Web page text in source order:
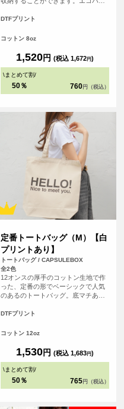
ち歩きにも便利なトートバッグ、持
らゆったりかけて手を塞がずご使用
DTFプリント
コットン 8oz
1,520円 (税込 1,672円)
\まとめて割/
50％ 760 円（税込）
定番トートバッグ（M）【白
プリントあり】
トートバッグ / CAPSULEBOX
全2色
12オンスの厚手のコットン生地で作
った、定番の形でベーシックで人気
のあるのトートバッグ。底マチあり
バッグです。使用用途も多様なの
ても、販売用としても、オリジナル
DTFプリント
コットン 12oz
1,530円 (税込 1,683円)
\まとめて割/
50％ 765 円（税込）